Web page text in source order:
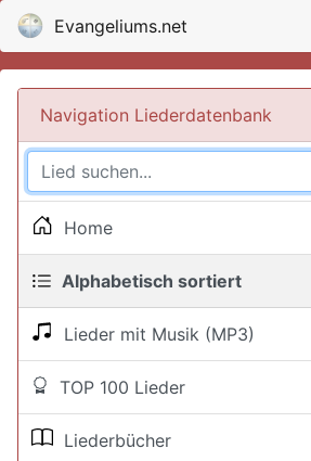
Evangeliums.net
Navigation Liederdatenbank
Home
Alphabetisch sortiert
Lieder mit Musik (MP3)
TOP 100 Lieder
Liederbücher